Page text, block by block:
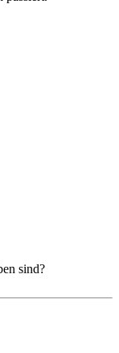
sind?